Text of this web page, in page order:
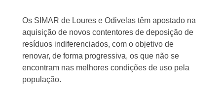
Os SIMAR de Loures e Odivelas têm apostado na
aquisição de novos contentores de deposição de
resíduos indiferenciados, com o objetivo de
renovar, de forma progressiva, os que não se
encontram nas melhores condições de uso pela
população.